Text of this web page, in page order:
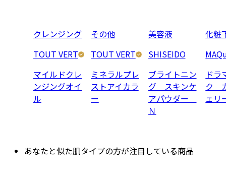
クレンジング
TOUT VERT
マイルドクレ
ンジングオイ
ル
その他
TOUT VERT
ミネラルプレ
ストアイカラ
ー
美容液
SHISEIDO
ブライトニン
グ スキンケ
アパウダー
Ｎ
化粧
ドラ
ク
ェ
あなたと似た肌タイプの方が注目している商品